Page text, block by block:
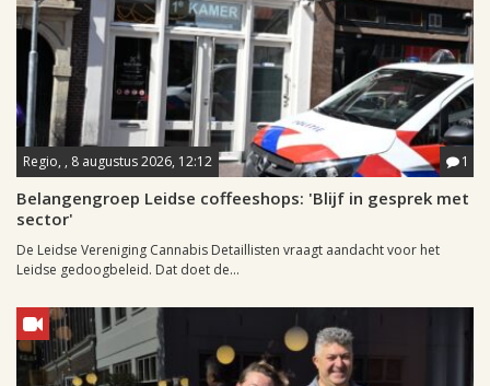
Regio, , 8 augustus 2026, 12:12 1
Belangengroep Leidse coffeeshops: 'Blijf in gesprek met
sector'
De Leidse Vereniging Cannabis Detaillisten vraagt aandacht voor het
Leidse gedoogbeleid. Dat doet de...